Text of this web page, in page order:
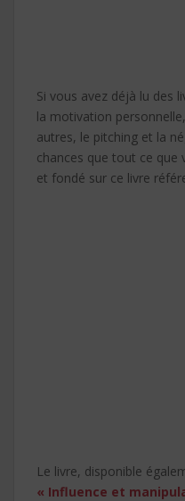
Si vous avez déjà lu des
la motivation
autres, le pitching et la
chances que tout ce que
et fondé sur ce livre
Le livre, disponible
« Influence et